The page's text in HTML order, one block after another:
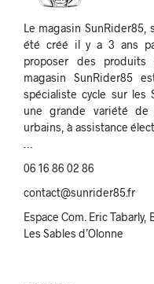
Le magasin SunRider85,
été créé il y a 3 ans
proposer des
magasin SunRider85
spécialiste cycle sur les
une grande variété
urbains, à assistance
06 16 86 02 86
contact@sunrider85.fr
Espace Com. Eric
Les Sables d’Olonne